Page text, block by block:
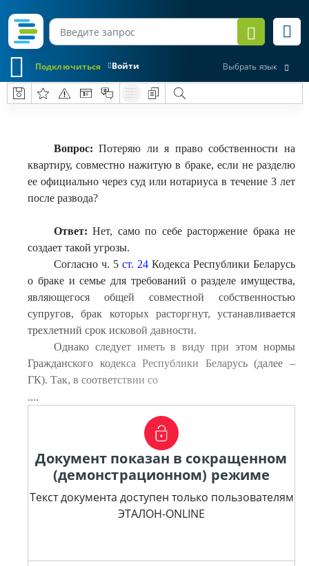
Войти
Подключиться Выбрать язык
Вопрос: Потеряю ли я право собственности на
квартиру, совместно нажитую в браке, если не разделю
ее официально через суд или нотариуса в течение 3 лет
после развода?
Ответ: Нет, само по себе расторжение брака не
создает такой угрозы.
Согласно ч. 5 ст. 24Кодекса Республики Беларусь
о браке и семье для требований о разделе имущества,
являющегося общей совместной собственностью
супругов, брак которых расторгнут, устанавливается
трехлетний срок исковой давности.
Однако следует иметь в виду при этом нормы
Гражданского кодекса Республики Беларусь (далее –
ГК). Так, в соответствии со
....
Документ показан в сокращенном
(демонстрационном) режиме
Текст документа доступен только пользователям
ЭТАЛОН-ONLINE